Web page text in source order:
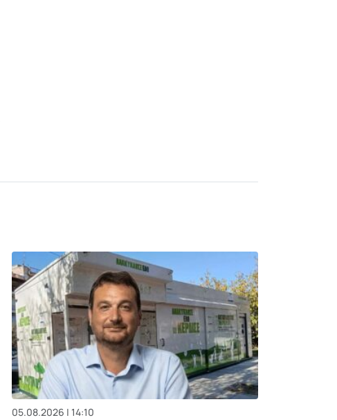
05.08.2026 | 14:10